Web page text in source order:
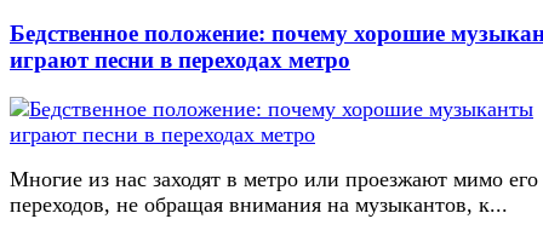
Бедственное положение: почему хорошие
играют песни в переходах метро
Многие из нас заходят в метро или проезжают мимо его
переходов, не обращая внимания на музыкантов, к...